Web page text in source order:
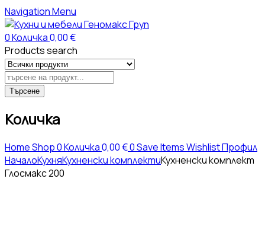
NavigationMenu
0Количка0,00€
Products search
Търсене
Количка
HomeShop0Количка0,00€0Save ItemsWishlistПрофил
НачалоКухняКухненски комплектиКухненски комплект
Глосмакс 200